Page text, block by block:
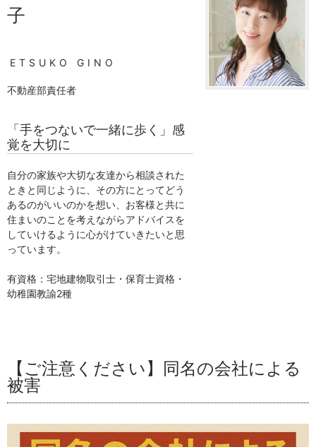
子
ETSUKO GINO
不動産部責任者
「手をつないで一緒に歩く」感
覚を大切に
自分の家族や大切な友達から相談された
ときと同じように、その方にとってどう
あるのがいいのかを想い、お客様と共に
住まいのことを考えながらアドバイスを
していけるように心がけていきたいと思
っています。
有資格：宅地建物取引士・保育士資格・
幼稚園教諭2種
【ご注意ください】同名の会社による
被害